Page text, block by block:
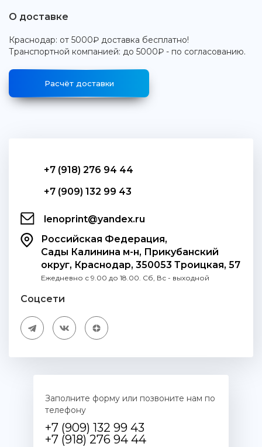
О доставке
Краснодар: от 5000₽ доставка бесплатно!
Транспортной компанией: до 5000₽ - по согласованию.
Расчёт доставки
+7 (918) 276 94 44
+7 (909) 132 99 43
lenoprint@yandex.ru
Российская Федерация,
Сады Калинина м-н, Прикубанский
округ, Краснодар, 350053 Троицкая, 57
Ежедневно с 9.00 до 18.00. Сб, Вс - выходной
Соцсети
Заполните форму или позвоните нам по
телефону
+7 (909) 132 99 43
+7 (918) 276 94 44